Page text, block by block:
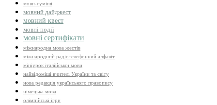
мови-суміші
мовний дайджест
мовний квест
мовні події
мовні сертифікати
міжнародна мова жестів
міжнародний радіотелефонний алфавіт
мініурок італійської мови
найвідоміші вчителі України та світу
нова редакція українського правопису
німецька мова
олімпійські ігри